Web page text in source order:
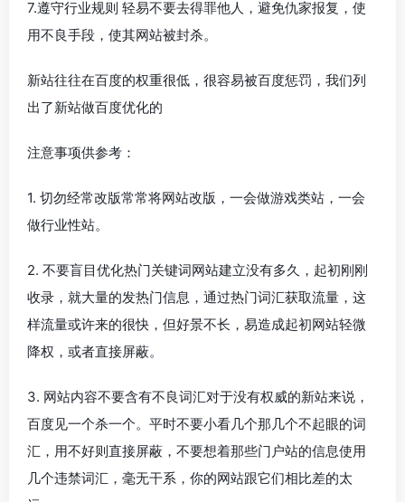
7.遵守行业规则 轻易不要去得罪他人，避免仇家报复，使
用不良手段，使其网站被封杀。
新站往往在百度的权重很低，很容易被百度惩罚，我们列
出了新站做百度优化的
注意事项供参考：
1. 切勿经常改版常常将网站改版，一会做游戏类站，一会
做行业性站。
2. 不要盲目优化热门关键词网站建立没有多久，起初刚刚
收录，就大量的发热门信息，通过热门词汇获取流量，这
样流量或许来的很快，但好景不长，易造成起初网站轻微
降权，或者直接屏蔽。
3. 网站内容不要含有不良词汇对于没有权威的新站来说，
百度见一个杀一个。平时不要小看几个那几个不起眼的词
汇，用不好则直接屏蔽，不要想着那些门户站的信息使用
几个违禁词汇，毫无干系，你的网站跟它们相比差的太